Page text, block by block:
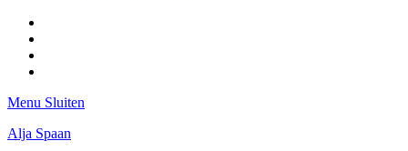
Menu Sluiten
Alja Spaan